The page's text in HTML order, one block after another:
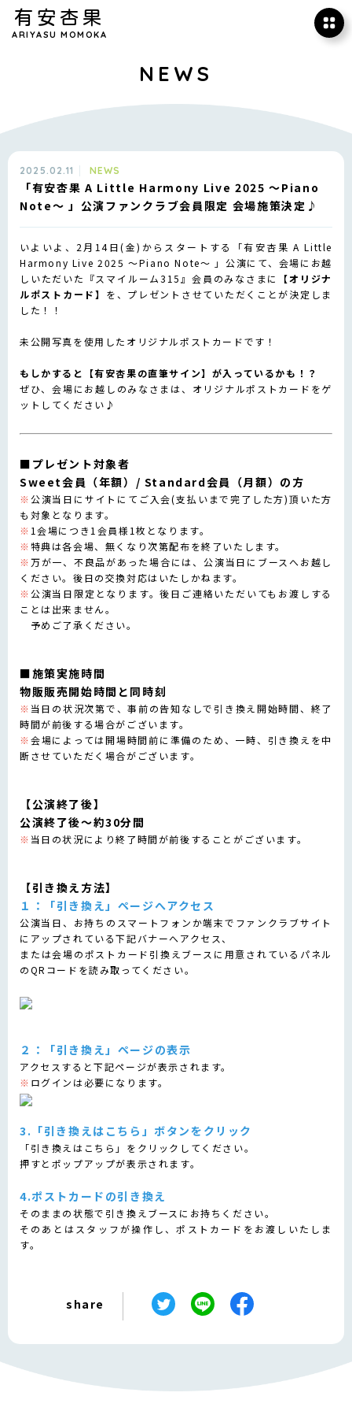
有安杏果
ARIYASU MOMOKA
NEWS
2025.02.11 NEWS
「有安杏果 A Little Harmony Live 2025 ～Piano
Note～ 」公演ファンクラブ会員限定 会場施策決定♪
いよいよ、2月14日(金)からスタートする「有安杏果 A Little
Harmony Live 2025 ～Piano Note～ 」公演にて、会場にお越
しいただいた『スマイルーム315』会員のみなさまに
【オリジナ
ルポストカード】 を、プレゼントさせていただくことが決定しま
した！！
未公開写真を使用したオリジナルポストカードです！
もしかすると【有安杏果の直筆サイン】が入っているかも！？
ぜひ、会場にお越しのみなさまは、オリジナルポストカードをゲ
ットしてください♪
■プレゼント対象者
Sweet会員（年額）/ Standard会員（月額）の方
※公演当日にサイトにてご入会(支払いまで完了した方)頂いた方
も対象となります。
※ 1会場につき1会員様1枚となります。
※特典は各会場、無くなり次第配布を終了いたします。
※万が一、不良品があった場合には、公演当日にブースへお越し
ください。後日の交換対応はいたしかねます。
※公演当日限定となります。後日ご連絡いただいてもお渡しする
ことは出来ません。
予めご了承ください。
■施策実施時間
物販販売開始時間と同時刻
※ 当日の状況次第で、事前の告知なしで引き換え開始時間、終了
時間が前後する場合がございます。
※会場によっては開場時間前に準備のため、一時、引き換えを中
断させていただく場合がございます。
【公演終了後】
公演終了後～約30分間
※ 当日の状況により終了時間が前後することがございます。
【引き換え方法】
１：「引き換え」ページへアクセス
公演当日、お持ちのスマートフォンか端末でファンクラブサイト
にアップされている下記バナーへアクセス、
または会場のポストカード引換えブースに用意されているパネル
のQRコードを読み取ってください。
２：「引き換え」ページの表示
アクセスすると下記ページが表示されます。
※ ログインは必要になります。
3.「引き換えはこちら」ボタンをクリック
「引き換えはこちら」をクリックしてください。
押すとポップアップが表示されます。
4.ポストカードの引き換え
そのままの状態で引き換えブースにお持ちください。
そのあとはスタッフが操作し、ポストカードをお渡しいたしま
す。
share